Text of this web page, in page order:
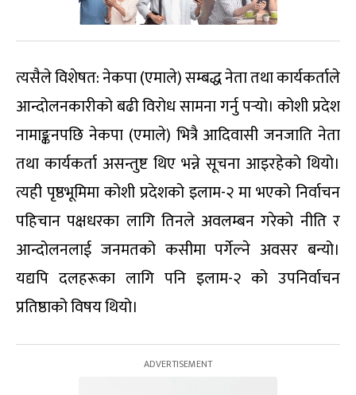
त्यसैले विशेषत: नेकपा (एमाले) सम्बद्ध नेता तथा कार्यकर्ताले
आन्दोलनकारीको बढी विरोध सामना गर्नु पर्‍यो। कोशी प्रदेश
नामाङ्कनपछि नेकपा (एमाले) भित्रै आदिवासी जनजाति नेता
तथा कार्यकर्ता असन्तुष्ट थिए भन्ने सूचना आइरहेको थियो।
त्यही पृष्ठभूमिमा कोशी प्रदेशको इलाम-२ मा भएको निर्वाचन
पहिचान पक्षधरका लागि तिनले अवलम्बन गरेको नीति र
आन्दोलनलाई जनमतको कसीमा पर्गेल्ने अवसर बन्यो।
यद्यपि दलहरूका लागि पनि इलाम-२ को उपनिर्वाचन
प्रतिष्ठाको विषय थियो।